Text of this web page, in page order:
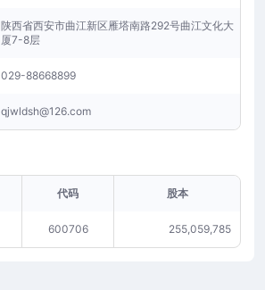
陕西省西安市曲江新区雁塔南路292号曲江文化大
厦7-8层
029-88668899
qjwldsh@126.com
代码 股本
600706 255,059,785